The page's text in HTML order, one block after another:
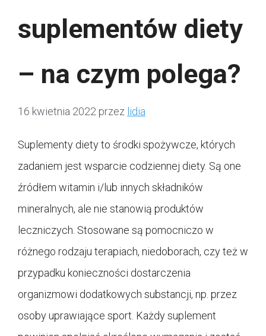
suplementów diety
– na czym polega?
16 kwietnia 2022 przez lidia
Suplementy diety to środki spożywcze, których
zadaniem jest wsparcie codziennej diety. Są one
źródłem witamin i/lub innych składników
mineralnych, ale nie stanowią produktów
leczniczych. Stosowane są pomocniczo w
różnego rodzaju terapiach, niedoborach, czy też w
przypadku konieczności dostarczenia
organizmowi dodatkowych substancji, np. przez
osoby uprawiające sport. Każdy suplement